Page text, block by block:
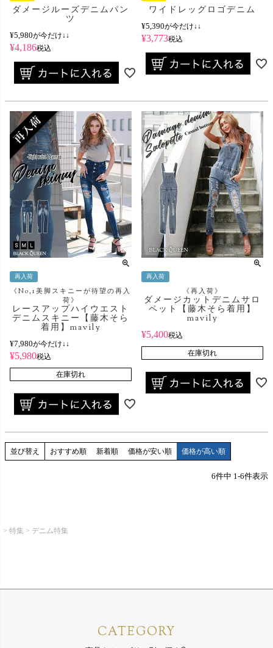
ダメージルーズデニムパン
ツ
¥5,980が今だけ↓↓
¥4,186税込
ワイドレッグロゴデニム
¥5,390が今だけ↓↓
¥3,773税込
再入荷
《No,1美脚スキニーが待望の再入
荷》
レースアップハイウエスト
デニムスキニー【藤木そら
着用】mavily
¥7,980が今だけ↓↓
¥5,980税込
在庫切れ
再入荷
《再入荷》
ダメージカットデニムサロ
ペット【藤木そら着用】
mavily
¥5,400税込
在庫切れ
並び替え おすすめ順 新着順 価格が安い順 価格が高い順
6件中 1-6件表示
特集 デニム特集
CATEGORY